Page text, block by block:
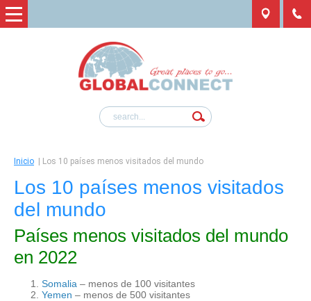
Inicio Los 10 países menos visitados del mundo
Los 10 países menos visitados
del mundo
Países menos visitados del mundo
en 2022
Somalia – menos de 100 visitantes
Yemen – menos de 500 visitantes